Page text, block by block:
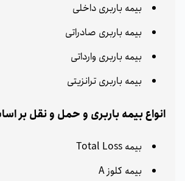
بیمه باربری داخلی
بیمه باربری صادراتی
بیمه باربری وارداتی
بیمه باربری ترانزیتی
انواع بیمه باربری و حمل‌ و ‌نقل بر
بیمه Total Loss
بیمه کلوز A